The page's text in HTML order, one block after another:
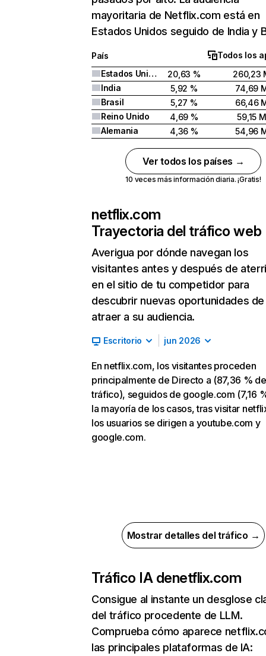
mayoritaria de Netflix.com está en
Estados Unidos seguido de India y
País
Todos los
Estados Unidos
20,63 %
260,23
India
5,92 %
74,69
Brasil
5,27 %
66,46
Reino Unido
4,69 %
59,15 M
Alemania
4,36 % 54,96
Ver todos los países →
10 veces más información diaria. ¡Gratis!
netflix.com
Trayectoria del tráfico web
Averigua por dónde navegan los
visitantes antes y después de
en el sitio de tu competidor para
descubrir nuevas oportunidades de
atraer a su audiencia.
Escritorio jun 2026
En netflix.com, los visitantes proceden
principalmente de Directo a (87,36 % de
tráfico), seguidos de google.com (7,16
la mayoría de los casos, tras visitar
los usuarios se dirigen a youtube.com y
google.com.
Mostrar detalles del tráfico →
Tráfico IA denetflix.com
Consigue al instante un desglose
del tráfico procedente de LLM.
Comprueba cómo aparece
las principales plataformas de IA: